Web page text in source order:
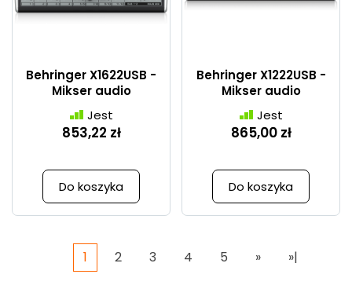
Behringer X1622USB -
Mikser audio
Jest
853,22 zł
Do koszyka
Behringer X1222USB -
Mikser audio
Jest
865,00 zł
Do koszyka
1 2 3 4 5 » »|